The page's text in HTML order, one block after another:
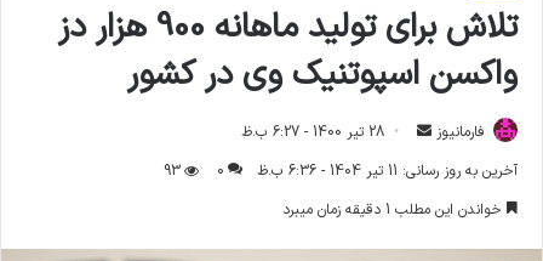
تلاش برای تولید ماهانه 900 هزار دز
واکسن اسپوتنیک وی در کشور
فارمانیوز
ا
ل
28 تیر 1400 - 6:27 ب.ظ
آخرین به روز رسانی: 11 تیر 1404 - 6:36 ب.ظ
0
93
خواندن این مطلب 1 دقیقه زمان میبرد